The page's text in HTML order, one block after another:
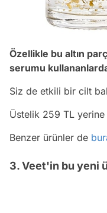
Özellikle bu altın
serumu
Siz de etkili bir cilt
Üstelik 259 TL yerine
Benzer ürünler de
3. Veet'in bu yeni